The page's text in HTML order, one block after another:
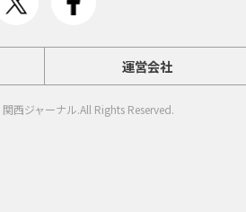
運営会社
関西ジャーナル.All Rights Reserved.